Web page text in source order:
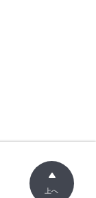
上へ